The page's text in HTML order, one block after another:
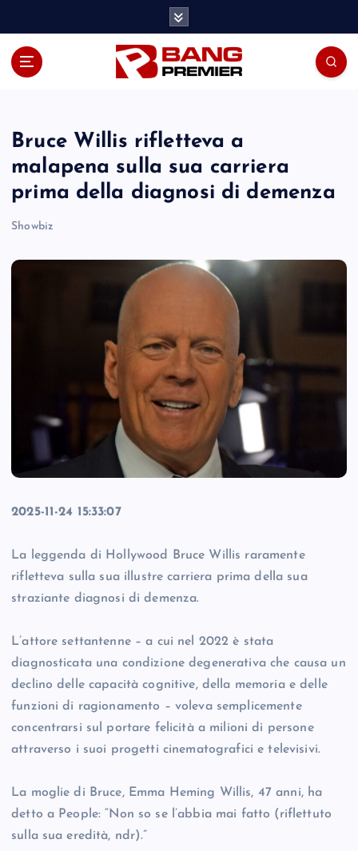
Bruce Willis rifletteva a
malapena sulla sua carriera
prima della diagnosi di demenza
Showbiz
2025-11-24 15:33:07
La leggenda di Hollywood Bruce Willis raramente
rifletteva sulla sua illustre carriera prima della sua
straziante diagnosi di demenza.
L’attore settantenne – a cui nel 2022 è stata
diagnosticata una condizione degenerativa che causa un
declino delle capacità cognitive, della memoria e delle
funzioni di ragionamento – voleva semplicemente
concentrarsi sul portare felicità a milioni di persone
attraverso i suoi progetti cinematografici e televisivi.
La moglie di Bruce, Emma Heming Willis, 47 anni, ha
detto a People: “Non so se l’abbia mai fatto (riflettuto
sulla sua eredità, ndr).”